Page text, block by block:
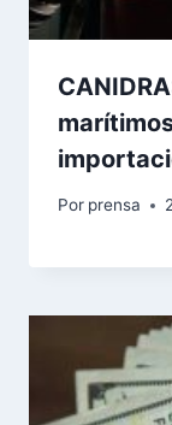
Por prensa